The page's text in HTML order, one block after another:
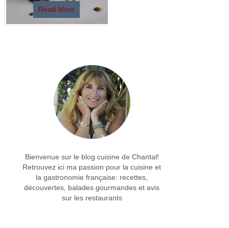
Read More
Bienvenue sur le blog cuisine de Chantal!
Retrouvez ici ma passion pour la cuisine et
la gastronomie française: recettes,
découvertes, balades gourmandes et avis
sur les restaurants